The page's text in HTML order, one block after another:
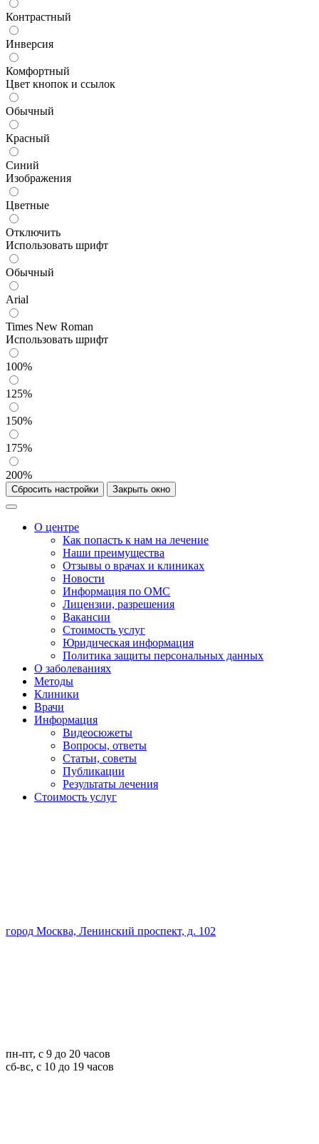
Контрастный
Инверсия
Комфортный
Цвет кнопок и ссылок
Обычный
Красный
Синий
Изображения
Цветные
Отключить
Использовать шрифт
Обычный
Arial
Times New Roman
Использовать шрифт
100%
125%
150%
175%
200%
Сбросить настройки Закрыть окно
О центре
Как попасть к нам на лечение
Наши преимущества
Отзывы о врачах и клиниках
Новости
Информация по ОМС
Лицензии, разрешения
Вакансии
Стоимость услуг
Юридическая информация
Политика защиты персональных данных
О заболеваниях
Методы
Клиники
Врачи
Информация
Видеосюжеты
Вопросы, ответы
Статьи, советы
Публикации
Результаты лечения
Стоимость услуг
город Москва, Ленинский проспект, д. 102
пн-пт, с 9 до 20 часов
сб-вс, с 10 до 19 часов